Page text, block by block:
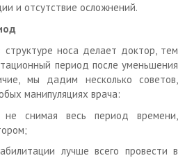
и отсутствие осложнений.
носа делает доктор, тем
период после уменьшения
мы дадим несколько советов,
манипуляциях врача:
снимая весь период времени,
лучше всего провести в